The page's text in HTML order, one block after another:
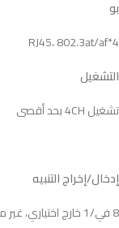
بو
4*RJ45، 802.3at/af
التشغيل
تشغيل 4CH بحد أقصى
إدخال/إخراج التنبيه
8 في/1 خارج اختياري، غير مدعوم بشكل افتراضي